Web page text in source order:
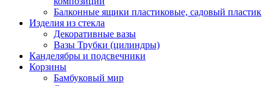
Балконные ящики пластиковые, садовый пластик
Изделия из стекла
Декоративные вазы
Вазы Трубки (цилиндры)
Канделябры и подсвечники
Корзины
Бамбуковый мир